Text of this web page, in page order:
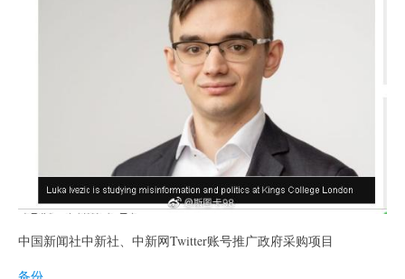
中国新闻社中新社、中新网Twitter账号推广政府采购项目